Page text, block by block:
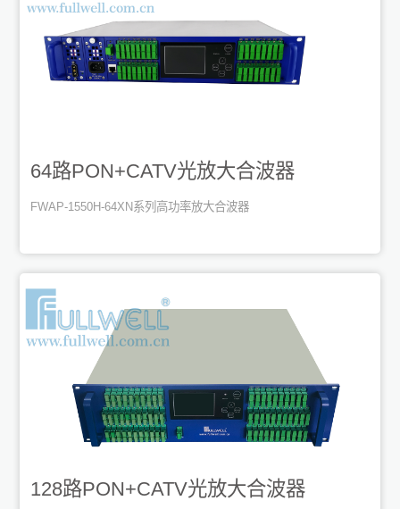
64路PON+CATV光放大合波器
FWAP-1550H-64XN系列高功率放大合波器
128路PON+CATV光放大合波器